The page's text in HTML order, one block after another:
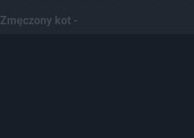
Zmęczony kot -